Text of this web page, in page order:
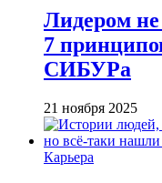
Лидером
7
СИБУРа
21 ноября 2025
Карьера